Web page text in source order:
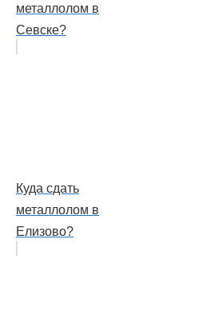
металлолом в
Севске?
Куда сдать
металлолом в
Елизово?